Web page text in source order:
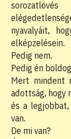
nyavalyáit,
elképzelésein.
Pedig nem.
Pedig én
Mert mindent
adottság, hogy
és a
van.
De mi van?